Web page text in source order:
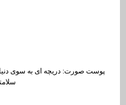
پوست صورت: دریچه ای به سوی دنیای
سلامتی